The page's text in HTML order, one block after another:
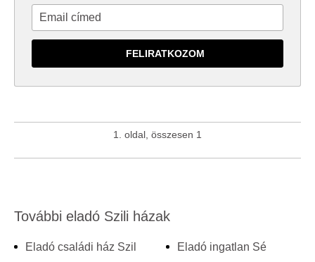
1. oldal, összesen 1
További eladó Szili házak
Eladó családi ház Szil Eladó ingatlan Sé